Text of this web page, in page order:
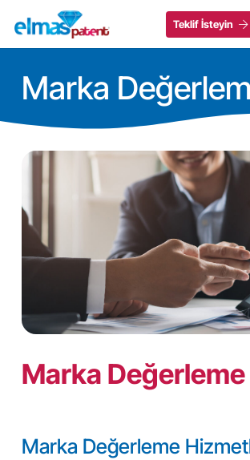
Teklif İsteyin
Marka
Marka Değerleme
Marka Değerleme